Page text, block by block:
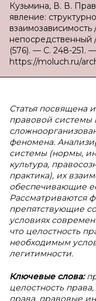
Кузьмина, В. В.
явление:
(576). — С. 248-251.
https://moluch.ru/
Статья посвящена
правовой системы
феномена.
системы (нормы,
культура,
практика), их
обеспечивающие
Рассматриваются
препятствующие
условиях
что целостность
необходимым
легитимности.
Ключевые слова:
целостность
права, правовые